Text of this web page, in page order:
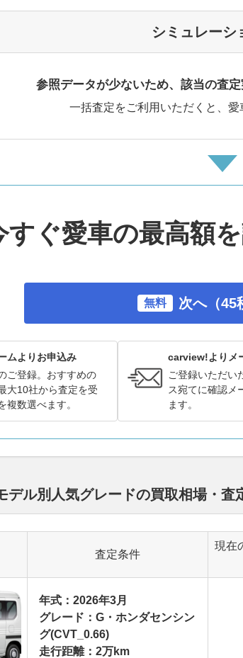
シミュレーシ
参照データが少ないため、該当の査
一括査定をご利用いただくと、愛
すぐ愛車の最高額
無料 次へ（45
ムよりお申込み
ご登録。おすすめの
大10社から査定を受
複数選べます。
carview!よりメ
ご登録いただい
ス宛てに確認メ
ます。
デル別人気グレードの買取相場・査
査定条件
現在
年式：2026年3月
グレード：G・ホンダセンシン
グ(CVT_0.66)
走行距離：2万km